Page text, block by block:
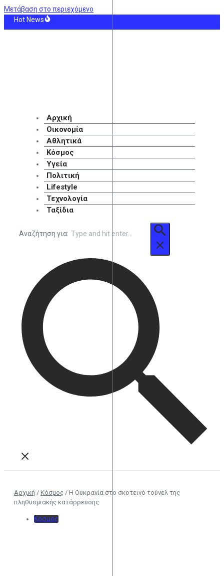
Μετάβαση στο περιεχόμενο
Hot News
Αρχική
Οικονομία
Αθλητικά
Κόσμος
Υγεία
Πολιτική
Lifestyle
Τεχνολογία
Ταξίδια
Αναζήτηση για:
Αρχική / Κόσμος / Η Ουκρανία στο σκοτεινό τούνελ της
πληθυσμιακής κατάρρευσης
Κόσμος